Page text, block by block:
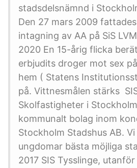
stadsdelsnämnd i
Den 27 mars 2009
intagning av AA på SiS
2020 En 15-årig flicka
erbjudits droger mot sex
hem ( Statens
på. Vittnesmålen stärks
Skolfastigheter i
kommunalt bolag inom
Stockholm Stadshus AB.
ungdomar bästa möjliga
2017 SIS Tysslinge,